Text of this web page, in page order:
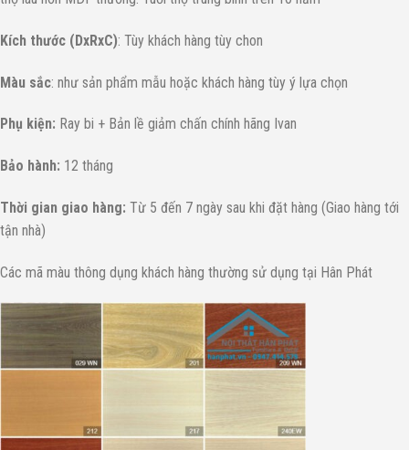
Kích thước (DxRxC): Tùy khách hàng tùy chon
Màu sắc: như sản phẩm mẫu hoặc khách hàng tùy ý lựa chọn
Phụ kiện: Ray bi + Bản lề giảm chấn chính hãng Ivan
Bảo hành: 12 tháng
Thời gian giao hàng: Từ 5 đến 7 ngày sau khi đặt hàng (Giao hàng tới
tận nhà)
Các mã màu thông dụng khách hàng thường sử dụng tại Hân Phát